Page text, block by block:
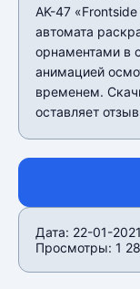
AK-47
автомата
орнаментами в
анимацией
временем.
оставляет
Дата: 22-01-
Просмотры: 1